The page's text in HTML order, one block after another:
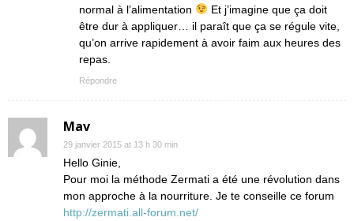
normal à l’alimentation
Et j’imagine que ça doit
être dur à appliquer… il paraît que ça se régule vite,
qu’on arrive rapidement à avoir faim aux heures des
repas.
Répondre
Mav
29 janvier 2015 at 13 h 30 min
Hello Ginie,
Pour moi la méthode Zermati a été une révolution dans
mon approche à la nourriture. Je te conseille ce forum
http://zermati.all-forum.net/